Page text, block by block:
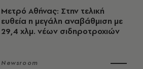
Μετρό Αθήνας: Στην τελική
ευθεία η μεγάλη αναβάθμιση με
29,4 χλμ. νέων σιδηροτροχιών
Newsroom